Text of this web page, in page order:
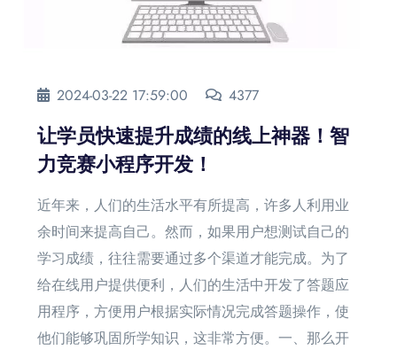
2024-03-22 17:59:00 4377
让学员快速提升成绩的线上神器！智
力竞赛小程序开发！
近年来，人们的生活水平有所提高，许多人利用业
余时间来提高自己。然而，如果用户想测试自己的
学习成绩，往往需要通过多个渠道才能完成。为了
给在线用户提供便利，人们的生活中开发了答题应
用程序，方便用户根据实际情况完成答题操作，使
他们能够巩固所学知识，这非常方便。一、那么开